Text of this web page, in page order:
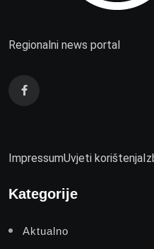
Regionalni news portal
ImpressumUvjeti korištenja
Kategorije
Aktualno